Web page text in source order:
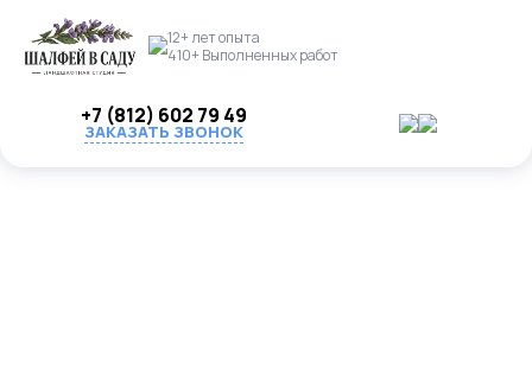
12+ лет опыта
410+ Выполненных работ
+7 (812) 602 79 49
ЗАКАЗАТЬ ЗВОНОК